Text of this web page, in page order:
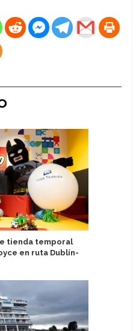
tienda temporal
en ruta Dublín-